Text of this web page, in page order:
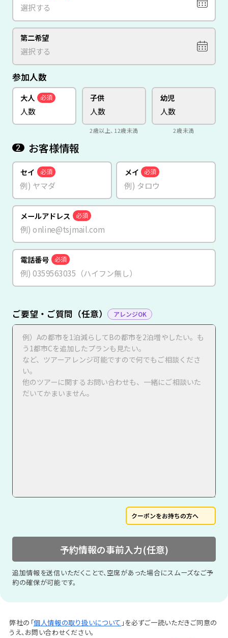
第二希望
参加人数
大人 必須 子供
2歳以上、12歳未満
幼児
2歳未満
2 お客様情報
セイ 必須 メイ 必須
メールアドレス 必須
電話番号 必須
ご要望・ご質問（任意） アレンジOK
クーポンをお持ちの方へ
予約情報の事前入力(任意)
追加情報を送信いただくことで、空席があった場合にスムーズなご予
約の確保が可能です。
弊社の「個人情報の取り扱いについて 」を必ずご一読いただきご同意の
うえ、お問い合わせください。